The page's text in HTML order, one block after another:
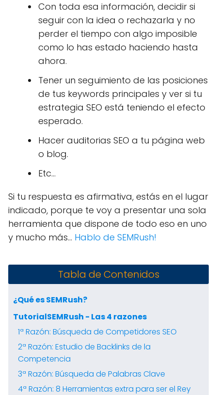
Con toda esa información, decidir si
seguir con la idea o rechazarla y no
perder el tiempo con algo imposible
como lo has estado haciendo hasta
ahora.
Tener un seguimiento de las posiciones
de tus keywords principales y ver si tu
estrategia SEO está teniendo el efecto
esperado.
Hacer auditorias SEO a tu página web
o blog.
Etc...
Si tu respuesta es afirmativa, estás en el lugar
indicado, porque te voy a presentar una sola
herramienta que dispone de todo eso en uno
y mucho más... Hablo de SEMRush!
Tabla de Contenidos
¿Qué es SEMRush?
TutorialSEMRush - Las 4 razones
1ª Razón: Búsqueda de Competidores SEO
2ª Razón: Estudio de Backlinks de la
Competencia
3ª Razón: Búsqueda de Palabras Clave
4ª Razón: 8 Herramientas extra para ser el Rey